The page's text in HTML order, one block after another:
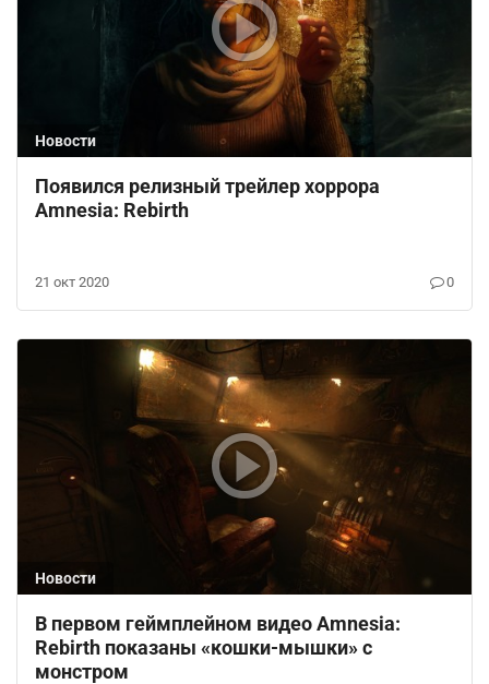
Новости
Появился релизный трейлер хоррора
Amnesia: Rebirth
21 окт 2020 0
Новости
В первом геймплейном видео Amnesia:
Rebirth показаны «кошки-мышки» с
монстром